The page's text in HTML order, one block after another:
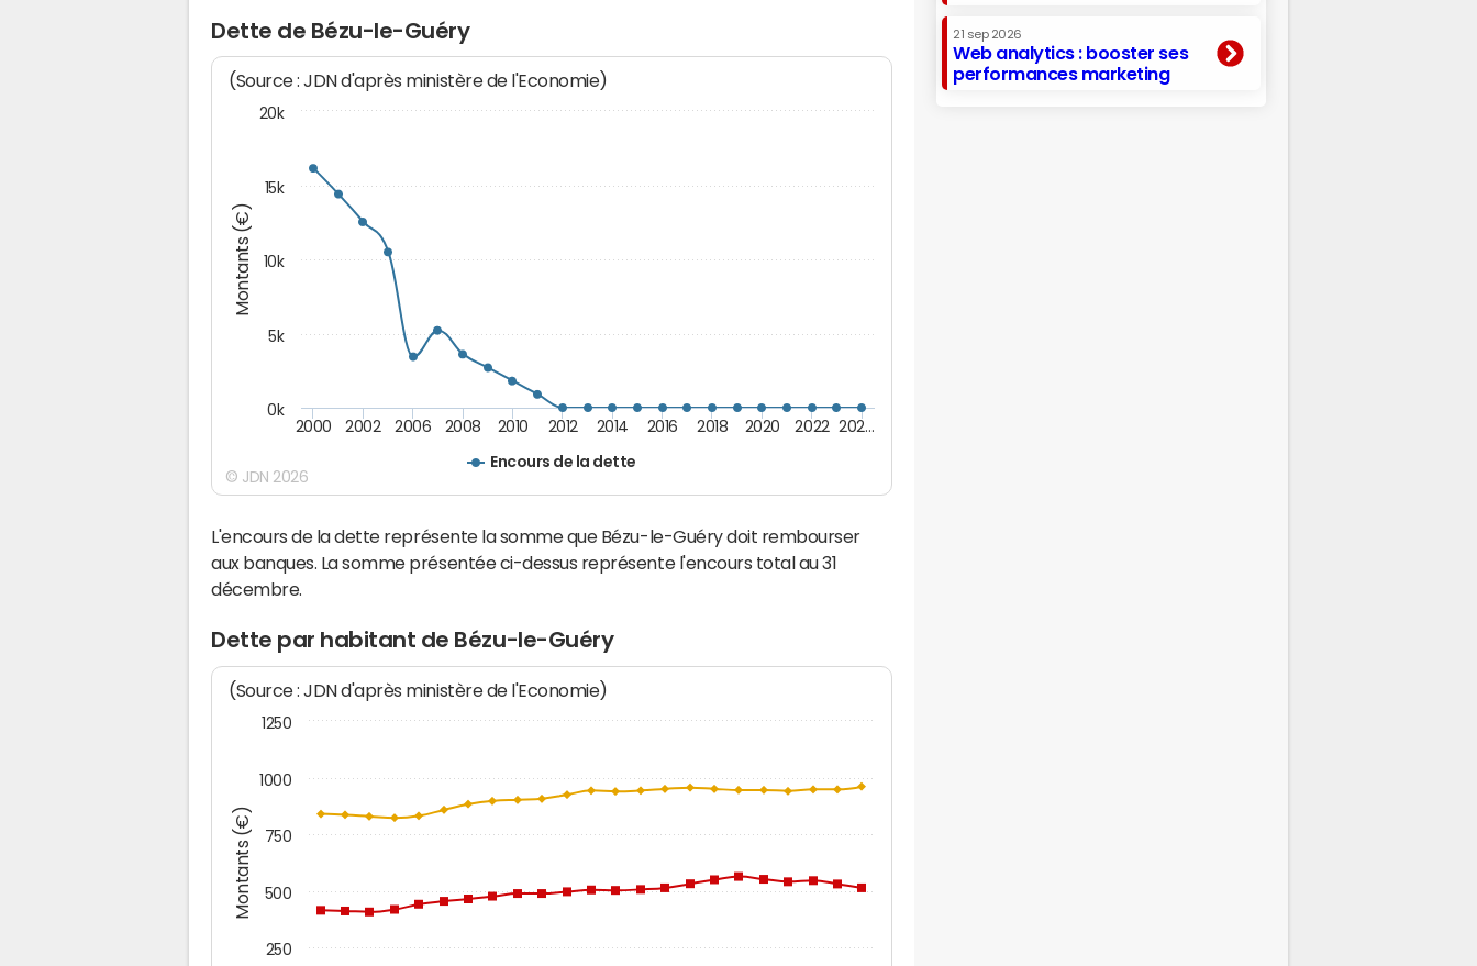
Dette de Bézu-le-Guéry
Montants (€)
(Source : JDN d'après ministère de l'Economie)
Encours de la dette
2000 2002 2006 2008 2010 2012 2014 2016 2018 2020 2022 202…
0k
5k
10k
15k
20k
© JDN 2026
L'encours de la dette représente la somme que Bézu-le-Guéry doit rembourser
aux banques. La somme présentée ci-dessus représente l'encours total au 31
décembre.
Dette par habitant de Bézu-le-Guéry
Montants (€)
(Source : JDN d'après ministère de l'Economie)
250
500
750
1000
1250
21 sep 2026
Web analytics : booster ses
performances marketing